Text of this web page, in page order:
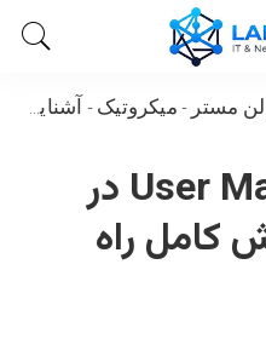
مستر - میکروتیک - آشنایی با User Manager در میکروتیک و آموزش کامل راه اندازی
آشنایی با User Manager در
کامل راه